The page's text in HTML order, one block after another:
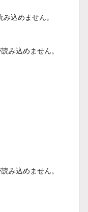
込めません。
み込めません。
み込めません。